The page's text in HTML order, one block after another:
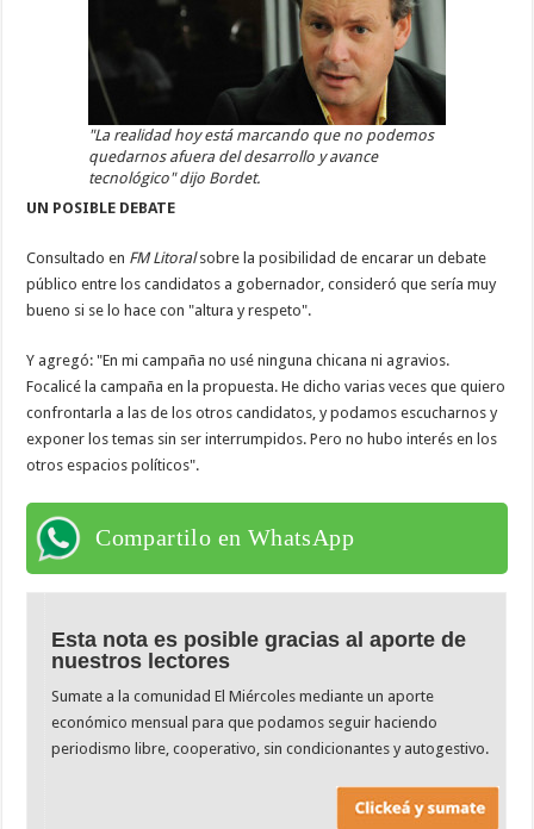
"La realidad hoy está marcando que no podemos
quedarnos afuera del desarrollo y avance
tecnológico" dijo Bordet.
UN POSIBLE DEBATE
Consultado en FM Litoralsobre la posibilidad de encarar un debate
público entre los candidatos a gobernador, consideró que sería muy
bueno si se lo hace con "altura y respeto".
Y agregó: "En mi campaña no usé ninguna chicana ni agravios.
Focalicé la campaña en la propuesta. He dicho varias veces que quiero
confrontarla a las de los otros candidatos, y podamos escucharnos y
exponer los temas sin ser interrumpidos. Pero no hubo interés en los
otros espacios políticos".
Compartilo en WhatsApp
Esta nota es posible gracias al aporte de
nuestros lectores
Sumate a la comunidad El Miércoles mediante un aporte
económico mensual para que podamos seguir haciendo
periodismo libre, cooperativo, sin condicionantes y autogestivo.